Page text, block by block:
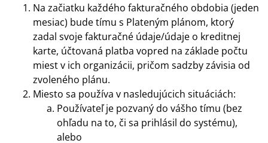
Na začiatku každého fakturačného obdobia (jeden
mesiac) bude tímu s Plateným plánom, ktorý
zadal svoje fakturačné údaje/údaje o kreditnej
karte, účtovaná platba vopred na základe počtu
miest v ich organizácii, pričom sadzby závisia od
zvoleného plánu.
Miesto sa používa v nasledujúcich situáciách:
Používateľ je pozvaný do vášho tímu (bez
ohľadu na to, či sa prihlásil do systému),
alebo